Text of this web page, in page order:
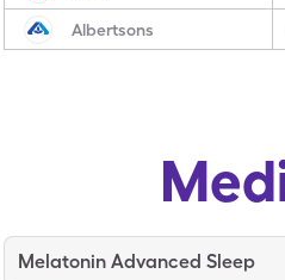
Albertsons
Melatonin Advanced Sleep